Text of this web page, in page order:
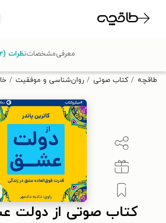
تخفیف از طاقچه دریافت
طاقچه کتاب صوتی روان‌شناسی و موفقیت
کتاب صوتی از دولت
معرفیمشخصاتنظرات (۲)